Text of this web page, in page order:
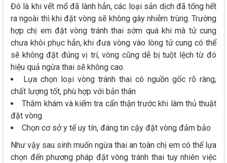
Đó là khi vết mổ đã lành hẳn, các loại sản dịch đã tống hết
ra ngoài thì khi đặt vòng sẽ không gây nhiễm trùng. Trường
hợp chị em đặt vòng tránh thai sớm quá khi mà tử cung
chưa khôi phục hẳn, khi đưa vòng vào lòng tử cung có thể
sẽ không đặt đúng vị trí, vòng cũng dễ bị tuột lệch từ đó
hiệu quả ngừa thai sẽ không cao.
Lựa chọn loại vòng tránh thai có nguồn gốc rõ ràng,
chất lượng tốt, phù hợp với bản thân
Thăm khám và kiểm tra cẩn thận trước khi làm thủ thuật
đặt vòng
Chọn cơ sở y tế uy tín, đáng tin cậy đặt vòng đảm bảo
Như vậy sau sinh muốn ngừa thai an toàn chị em có thể lựa
chọn đến phương pháp đặt vòng tránh thai tuy nhiên việc